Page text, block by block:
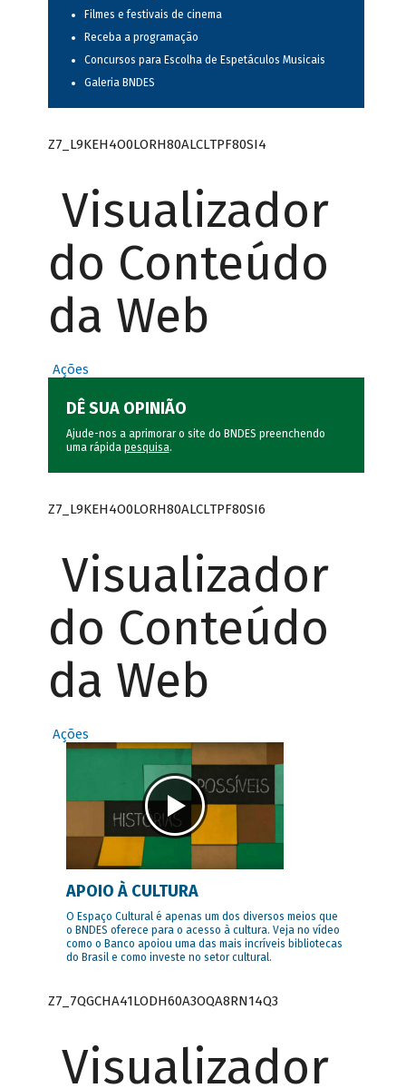
Filmes e festivais de cinema
Receba a programação
Concursos para Escolha de Espetáculos Musicais
Galeria BNDES
Z7_L9KEH4O0LORH80ALCLTPF80SI4
Visualizador
do Conteúdo
da Web
Ações
DÊ SUA OPINIÃO
Ajude-nos a aprimorar o site do BNDES preenchendo
uma rápida pesquisa.
Z7_L9KEH4O0LORH80ALCLTPF80SI6
Visualizador
do Conteúdo
da Web
Ações
APOIO À CULTURA
O Espaço Cultural é apenas um dos diversos meios que
o BNDES oferece para o acesso à cultura. Veja no vídeo
como o Banco apoiou uma das mais incríveis bibliotecas
do Brasil e como investe no setor cultural.
Z7_7QGCHA41LODH60A3OQA8RN14Q3
Visualizador